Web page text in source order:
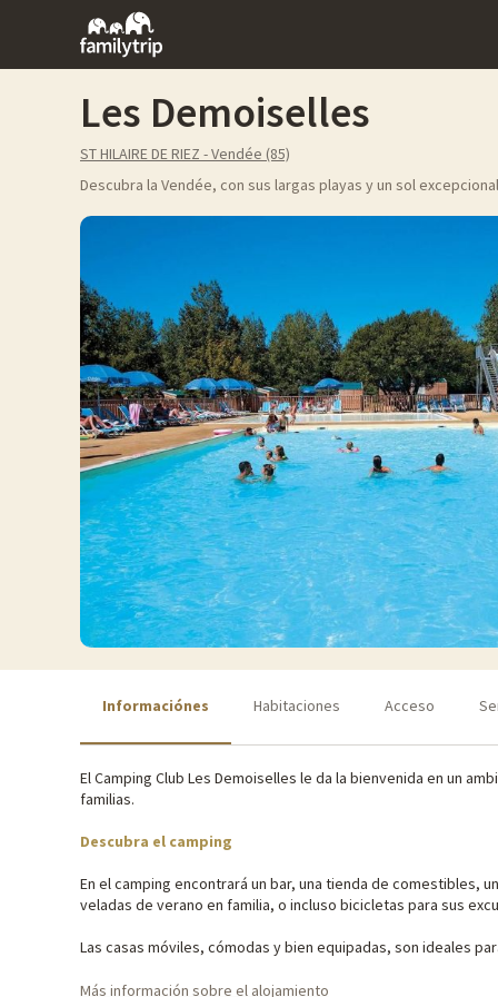
Family
trip
Les Demoiselles
ST HILAIRE DE RIEZ - Vendée (85)
Descubra la Vendée, con sus largas playas y un sol
Informaciónes Habitaciones Acceso
El Camping Club Les Demoiselles le da la bienvenida en un
familias.
Descubra el camping
En el camping encontrará un bar, una tienda de comestibles,
veladas de verano en familia, o incluso bicicletas para sus
Las casas móviles, cómodas y bien equipadas, son ideales
Más información sobre el alojamiento